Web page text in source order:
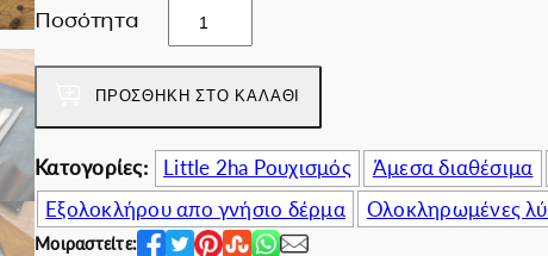
a
:
3
0
.
0
ν
α
ι
2
1
0
Ποσότητα
u
l
a
π
ο
σ
ό
ΠΡΟΣΘΉΚΗ ΣΤΟ ΚΑΛΆΘΙ
Κατογορίες: Little 2ha Ρουχισμός Άμεσα διαθέσιμα
Εξολοκλήρου απο γνήσιο δέρμα
Ολοκληρωμένες
Μοιραστείτε: